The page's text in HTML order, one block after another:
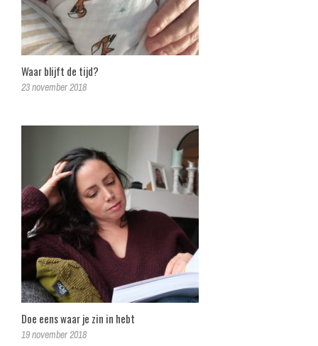
Waar blijft de tijd?
23 november 2018
Doe eens waar je zin in hebt
19 november 2018